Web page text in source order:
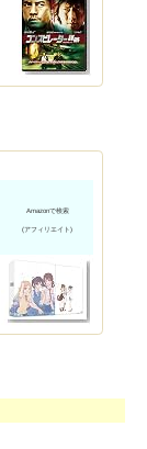
Amazonで検索
(アフィリエイト)